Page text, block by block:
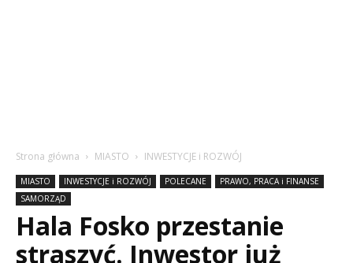
Strona główna MIASTO INWESTYCJE i ROZWÓJ
MIASTO INWESTYCJE i ROZWÓJ POLECANE
PRAWO, PRACA i FINANSE
SAMORZĄD
Hala Fosko przestanie
straszyć. Inwestor już